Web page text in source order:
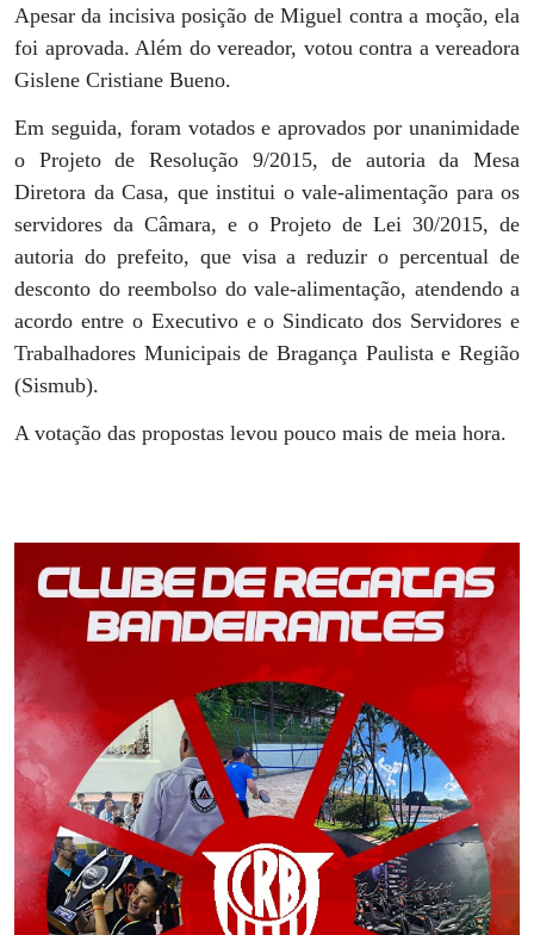
Apesar da incisiva posição de Miguel contra a moção, ela
foi aprovada. Além do vereador, votou contra a vereadora
Gislene Cristiane Bueno.
Em seguida, foram votados e aprovados por unanimidade
o Projeto de Resolução 9/2015, de autoria da Mesa
Diretora da Casa, que institui o vale-alimentação para os
servidores da Câmara, e o Projeto de Lei 30/2015, de
autoria do prefeito, que visa a reduzir o percentual de
desconto do reembolso do vale-alimentação, atendendo a
acordo entre o Executivo e o Sindicato dos Servidores e
Trabalhadores Municipais de Bragança Paulista e Região
(Sismub).
A votação das propostas levou pouco mais de meia hora.